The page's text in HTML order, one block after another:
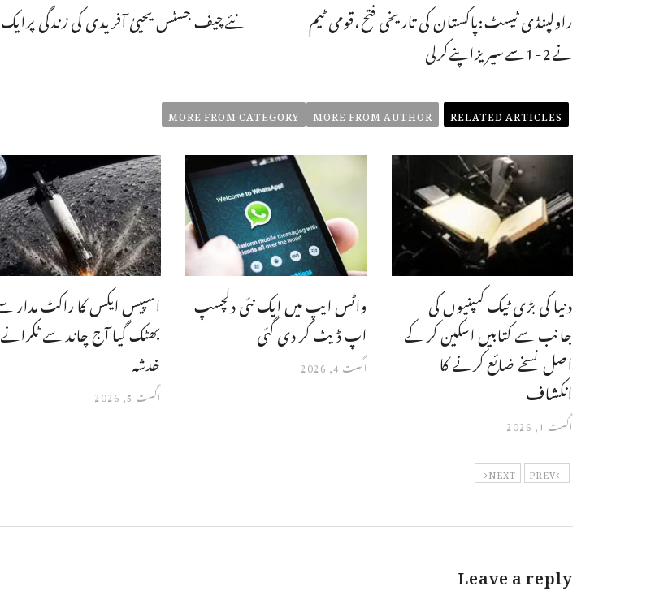
نئےچیف جسٹس یحییٰ آفریدی کی زندگی
راولپنڈی ٹیسٹ:پاکستان کی تاریخی فتح،قومی ٹیم
نے2-1سےسیریزاپنےکرلی
RELATED ARTICLES
MORE FROM AUTHOR
MORE FROM CATEGORY
اسپیس ایکس کا راکٹ مدار
بھٹک گیا آج چاند سے
خدشہ
اگست 5, 2026
واٹس ایپ میں ایک نئی دلچسپ
اپ ڈیٹ کر دی گئی
اگست 4, 2026
دنیا کی بڑی ٹیک کمپنیوں کی
جانب سے کتابیں اسکین کر کے
اصل نسخے ضائع کرنے کا
انکشاف
اگست 1, 2026
PREV
NEXT
Leave a reply